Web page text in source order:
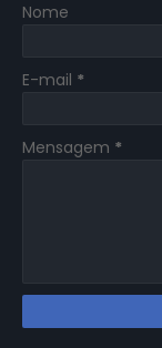
Nome
E-mail *
Mensagem *